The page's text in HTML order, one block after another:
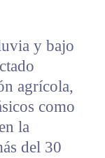
y bajo
agrícola,
como
la
del 30